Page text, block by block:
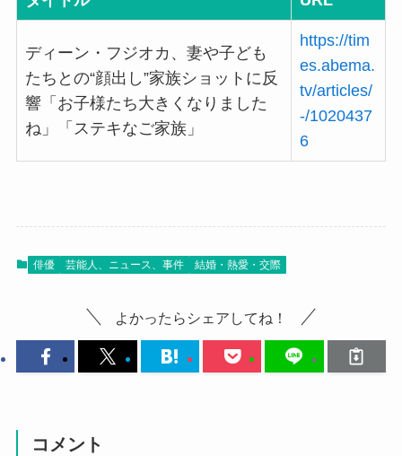
ディーン・フジオカ、妻や子ども
たちとの“顔出し”家族ショットに反
響「お子様たち大きくなりました
ね」「ステキなご家族」
https://tim
es.abema.
tv/articles/
-/1020437
6
俳優 芸能人、ニュース、事件 結婚・熱愛・交際
よかったらシェアしてね！
コメント